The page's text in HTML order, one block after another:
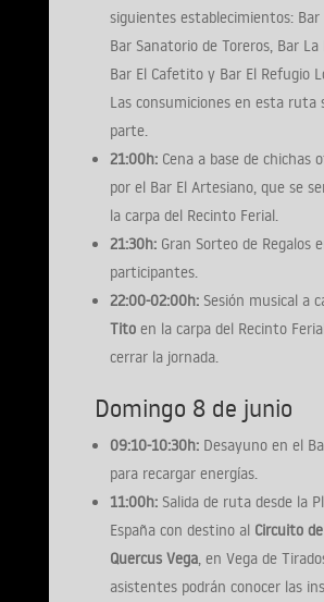
siguientes establecimientos: Bar
Bar Sanatorio de Toreros, Bar La
Bar El Cafetito y Bar El Refugio
Las consumiciones en esta ruta
parte.
21:00h: Cena a base de chichas
por el Bar El Artesiano, que se
la carpa del Recinto Ferial.
21:30h: Gran Sorteo de Regalos
participantes.
22:00-02:00h: Sesión musical a
Tito en la carpa del Recinto
cerrar la jornada.
Domingo 8 de junio
09:10-10:30h: Desayuno en el
para recargar energías.
11:00h: Salida de ruta desde la
España con destino al Circuito
Quercus Vega, en Vega de
asistentes podrán conocer las